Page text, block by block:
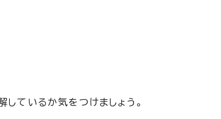
ているか気をつけましょう。